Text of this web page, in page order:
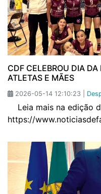
CDF CELEBROU DIA
ATLETAS E MÃES
2026-05-14 12:10:23 |
Leia mais na edição
https://